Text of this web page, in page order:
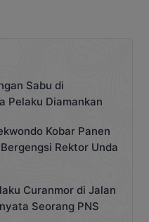
Sabu di
Pelaku Diamankan
Kobar Panen
Rektor Unda
Curanmor di Jalan
Seorang PNS